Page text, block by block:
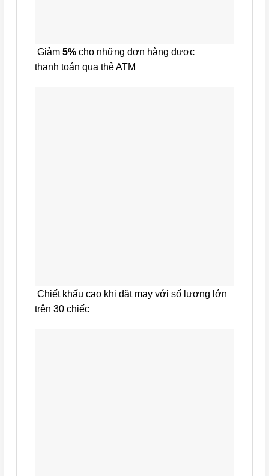
Giảm 5% cho những đơn hàng được
thanh toán qua thẻ ATM
Chiết khấu cao khi đặt may với số lượng lớn
trên 30 chiếc